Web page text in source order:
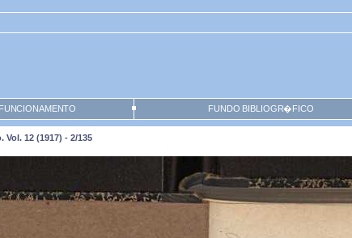
FUNCIONAMENTO FUNDO BIBLIOGR�FICO
12 (1917) - 2/135